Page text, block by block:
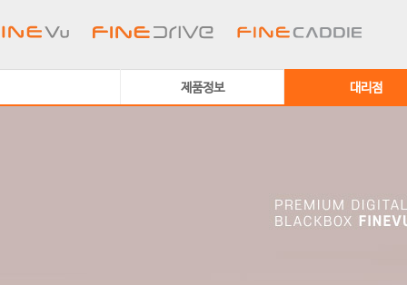
제품정보 대리점